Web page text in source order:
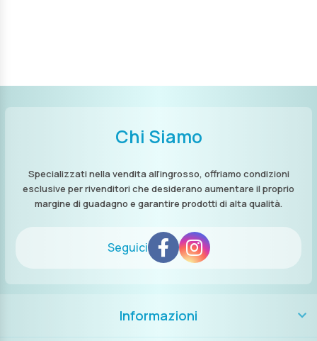
Chi Siamo
Specializzati nella vendita all’ingrosso, offriamo condizioni
esclusive per rivenditori che desiderano aumentare il proprio
margine di guadagno e garantire prodotti di alta qualità.
Seguici
Informazioni